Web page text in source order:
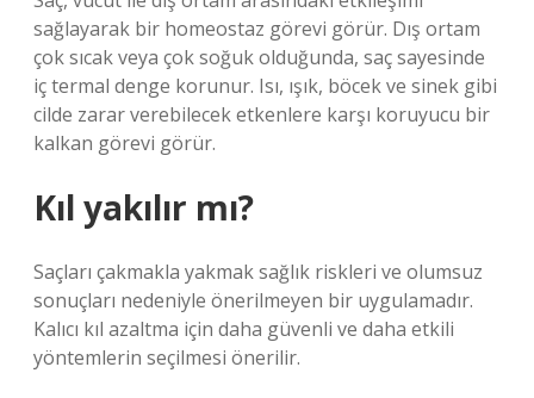
sağlayarak bir homeostaz görevi görür. Dış ortam
çok sıcak veya çok soğuk olduğunda, saç sayesinde
iç termal denge korunur. Isı, ışık, böcek ve sinek gibi
cilde zarar verebilecek etkenlere karşı koruyucu bir
kalkan görevi görür.
Kıl yakılır mı?
Saçları çakmakla yakmak sağlık riskleri ve olumsuz
sonuçları nedeniyle önerilmeyen bir uygulamadır.
Kalıcı kıl azaltma için daha güvenli ve daha etkili
yöntemlerin seçilmesi önerilir.